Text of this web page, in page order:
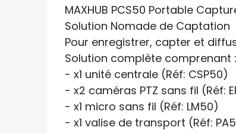
MAXHUB PCS50 Portable
Solution Nomade de Captation
Pour enregistrer, capter et
Solution complète comprenant :
- x1 unité centrale (Réf: CSP50)
- x2 caméras PTZ sans fil (Réf:
- x1 micro sans fil (Réf: LM50)
- x1 valise de transport (Réf: